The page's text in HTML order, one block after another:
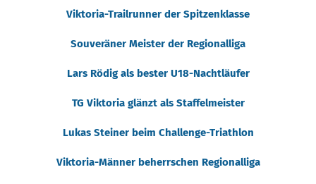
Viktoria-Trailrunner der Spitzenklasse
Souveräner Meister der Regionalliga
Lars Rödig als bester U18-Nachtläufer
TG Viktoria glänzt als Staffelmeister
Lukas Steiner beim Challenge-Triathlon
Viktoria-Männer beherrschen Regionalliga